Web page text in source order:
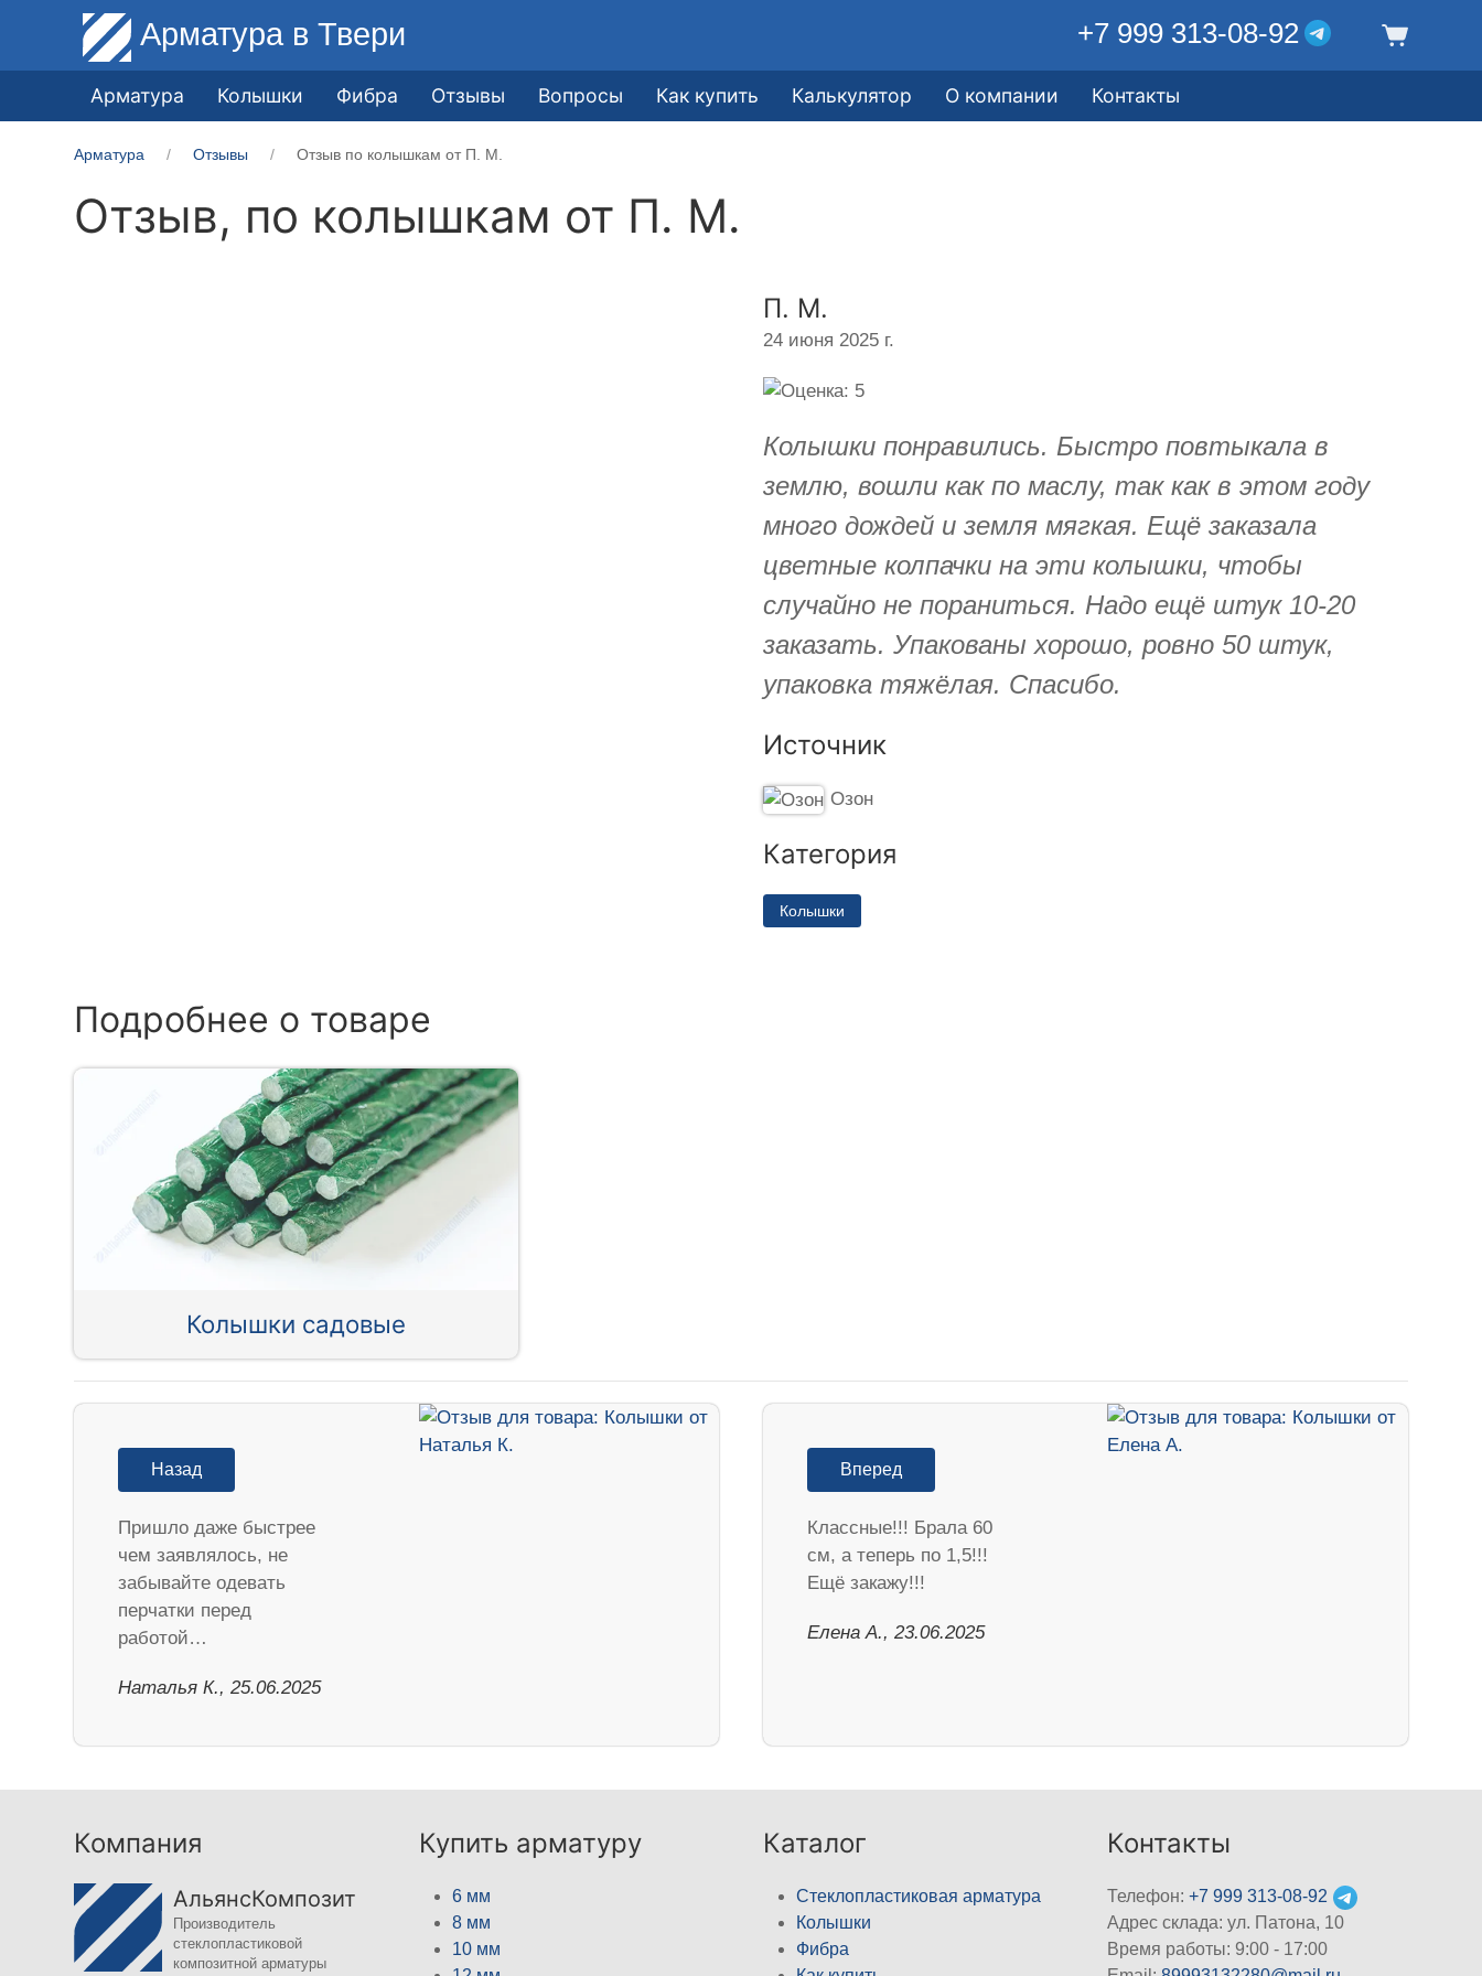
Арматура в Твери +7 999 313-08-92
Арматура Колышки Фибра Отзывы Вопросы Как купить Калькулятор О компании Контакты
Арматура Отзывы Отзыв по колышкам от П. М.
Отзыв, по колышкам от П. М.
П. М.
24 июня 2025 г.
Колышки понравились. Быстро повтыкала в
землю, вошли как по маслу, так как в этом году
много дождей и земля мягкая. Ещё заказала
цветные колпачки на эти колышки, чтобы
случайно не пораниться. Надо ещё штук 10-20
заказать. Упакованы хорошо, ровно 50 штук,
упаковка тяжёлая. Спасибо.
Источник
Озон
Категория
Колышки
Подробнее о товаре
Колышки садовые
Назад
Пришло даже быстрее
чем заявлялось, не
забывайте одевать
перчатки перед
работой…
Наталья К., 25.06.2025
Вперед
Классные!!! Брала 60
см, а теперь по 1,5!!!
Ещё закажу!!!
Елена А., 23.06.2025
Компания
АльянсКомпозит
Производитель
стеклопластиковой
композитной арматуры
Купить арматуру
6 мм
8 мм
10 мм
Каталог
Стеклопластиковая арматура
Колышки
Фибра
Контакты
Телефон:+7 999 313-08-92
Адрес склада: ул. Патона, 10
Время работы: 9:00 - 17:00